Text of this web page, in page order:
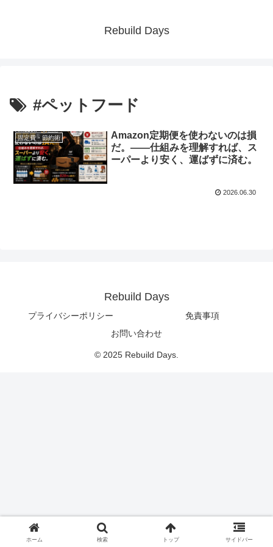
Rebuild Days
#ペットフード
固定費・節約術
Amazon定期便を使わないのは損
だ。——仕組みを理解すれば、ス
ーパーより安く、運ばずに済む。
2026.06.30
Rebuild Days
プライバシーポリシー
免責事項
お問い合わせ
© 2025 Rebuild Days.
ホーム 検索 トップ サイドバー